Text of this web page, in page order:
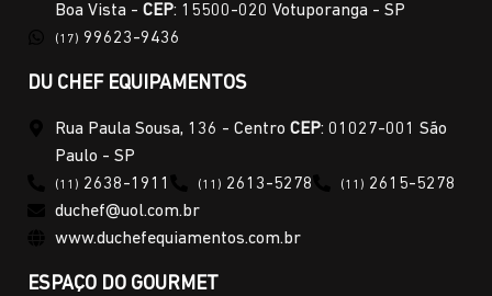
Boa Vista - CEP: 15500-020 Votuporanga - SP
(17) 99623-9436
DU CHEF EQUIPAMENTOS
Rua Paula Sousa, 136 - Centro CEP: 01027-001 São
Paulo - SP
(11) 2638-1911 (11) 2613-5278 (11) 2615-5278
duchef@uol.com.br
www.duchefequiamentos.com.br
ESPAÇO DO GOURMET